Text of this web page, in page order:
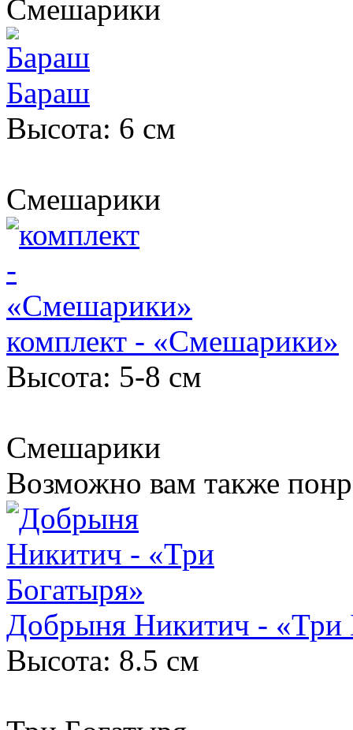
Смешарики
Бараш
Высота: 6 см
Смешарики
комплект - «Смешарики»
Высота: 5-8 см
Смешарики
Возможно вам также
Добрыня Никитич - «Три
Высота: 8.5 см